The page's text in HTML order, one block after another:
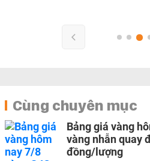
Cùng chuyên mục
Bảng giá vàng
vàng nhẫn quay
đồng/lượng